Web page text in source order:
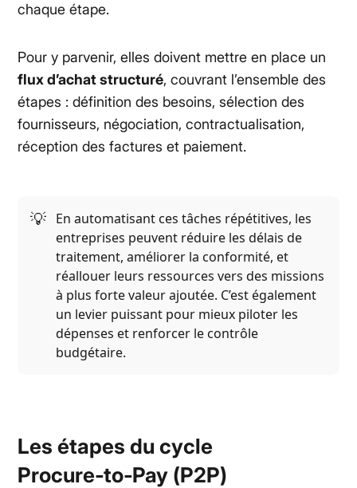
chaque étape.
Pour y parvenir, elles doivent mettre en place un
flux d’achat structuré, couvrant l’ensemble des
étapes : définition des besoins, sélection des
fournisseurs, négociation, contractualisation,
réception des factures et paiement.
💡 En automatisant ces tâches répétitives, les
entreprises peuvent réduire les délais de
traitement, améliorer la conformité, et
réallouer leurs ressources vers des missions
à plus forte valeur ajoutée. C’est également
un levier puissant pour mieux piloter les
dépenses et renforcer le contrôle
budgétaire.
Les étapes du cycle
Procure‑to‑Pay (P2P)